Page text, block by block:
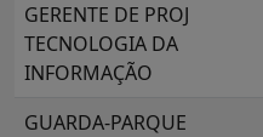
GERENTE DE PROJ
TECNOLOGIA DA
INFORMAÇÃO
GUARDA-PARQUE